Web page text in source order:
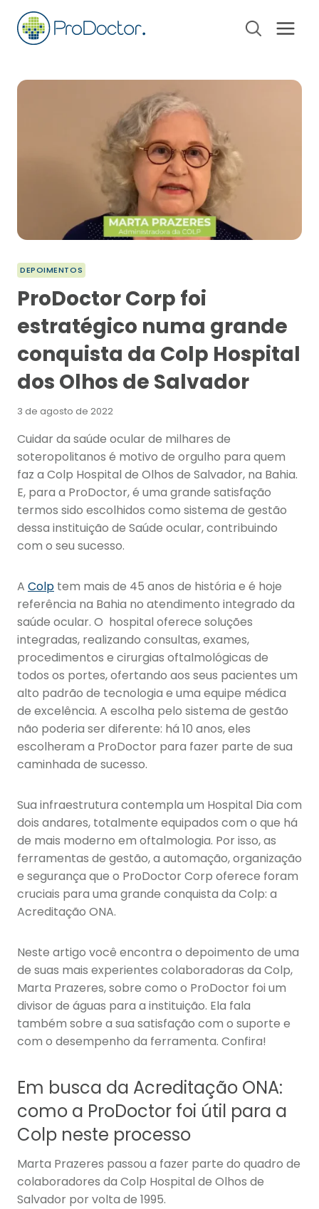
Pular
para
DEPOIMENTOS
ProDoctor Corp foi
estratégico numa grande
conquista da Colp Hospital
dos Olhos de Salvador
3 de agosto de 2022
Cuidar da saúde ocular de milhares de
soteropolitanos é motivo de orgulho para quem
faz a Colp Hospital de Olhos de Salvador, na Bahia.
E, para a ProDoctor, é uma grande satisfação
termos sido escolhidos como sistema de gestão
dessa instituição de Saúde ocular, contribuindo
com o seu sucesso.
A Colp tem mais de 45 anos de história e é hoje
referência na Bahia no atendimento integrado da
saúde ocular. O hospital oferece soluções
integradas, realizando consultas, exames,
procedimentos e cirurgias oftalmológicas de
todos os portes, ofertando aos seus pacientes um
alto padrão de tecnologia e uma equipe médica
de excelência. A escolha pelo sistema de gestão
não poderia ser diferente: há 10 anos, eles
escolheram a ProDoctor para fazer parte de sua
caminhada de sucesso.
Sua infraestrutura contempla um Hospital Dia com
dois andares, totalmente equipados com o que há
de mais moderno em oftalmologia. Por isso, as
ferramentas de gestão, a automação, organização
e segurança que o ProDoctor Corp oferece foram
cruciais para uma grande conquista da Colp: a
Acreditação ONA.
Neste artigo você encontra o depoimento de uma
de suas mais experientes colaboradoras da Colp,
Marta Prazeres, sobre como o ProDoctor foi um
divisor de águas para a instituição. Ela fala
também sobre a sua satisfação com o suporte e
com o desempenho da ferramenta. Confira!
Em busca da Acreditação ONA:
como a ProDoctor foi útil para a
Colp neste processo
Marta Prazeres passou a fazer parte do quadro de
colaboradores da Colp Hospital de Olhos de
Salvador por volta de 1995.